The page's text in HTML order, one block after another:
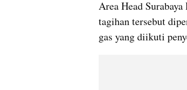
Area Head
tagihan tersebut
gas yang diikuti